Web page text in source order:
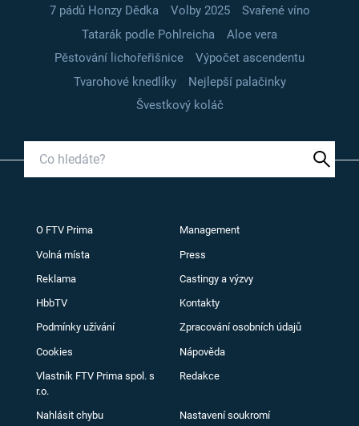
7 pádů Honzy Dědka
Volby 2025
Svařené víno
Tatarák podle Pohlreicha
Aloe vera
Pěstování lichořeřišnice
Výpočet ascendentu
Tvarohové knedlíky
Nejlepší palačinky
Švestkový koláč
O FTV Prima Management
Volná místa Press
Reklama Castingy a výzvy
HbbTV Kontakty
Podmínky užívání Zpracování osobních údajů
Cookies Nápověda
Vlastník FTV Prima spol. s
r.o.
Redakce
Nahlásit chybu Nastavení soukromí